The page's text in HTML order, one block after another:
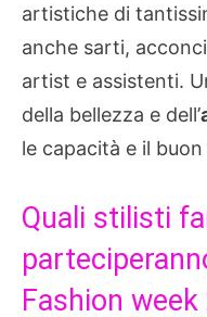
artistiche di
anche sarti,
artist e assistenti.
della bellezza e dell’
le capacità e il
Quali stilisti
Fashion week